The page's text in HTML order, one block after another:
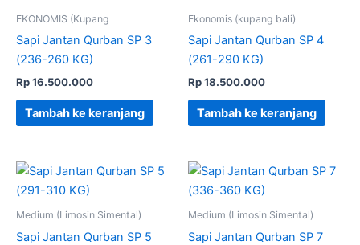
EKONOMIS (Kupang
Sapi Jantan Qurban SP 3
(236-260 KG)
Rp16.500.000
Tambah ke keranjang
Ekonomis (kupang bali)
Sapi Jantan Qurban SP 4
(261-290 KG)
Rp18.500.000
Tambah ke keranjang
Medium (Limosin Simental)
Sapi Jantan Qurban SP 5
Medium (Limosin Simental)
Sapi Jantan Qurban SP 7